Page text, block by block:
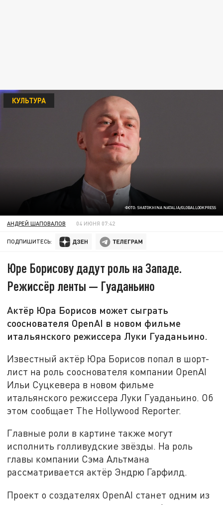
ФОТО: SHATOKHINA NATALIA/GLOBALLOOKPRESS
КУЛЬТУРА
АНДРЕЙ ШАПОВАЛОВ 04 ИЮНЯ 07:42
ПОДПИШИТЕСЬ:
Юре Борисову дадут роль на Западе.
Режиссёр ленты — Гуаданьино
Актёр Юра Борисов может сыграть
сооснователя OpenAI в новом фильме
итальянского режиссера Луки Гуаданьино.
Известный актёр Юра Борисов попал в шорт-
лист на роль сооснователя компании OpenAI
Ильи Суцкевера в новом фильме
итальянского режиссера Луки Гуаданьино. Об
этом сообщает The Hollywood Reporter.
Главные роли в картине также могут
исполнить голливудские звёзды. На роль
главы компании Сэма Альтмана
рассматривается актёр Эндрю Гарфилд.
Проект о создателях OpenAI станет одним из